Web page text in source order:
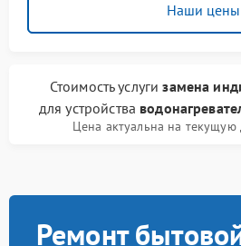
Наши цены
Стоимость услугизамена
для устройства
Цена актуальна на текущую
Ремонт